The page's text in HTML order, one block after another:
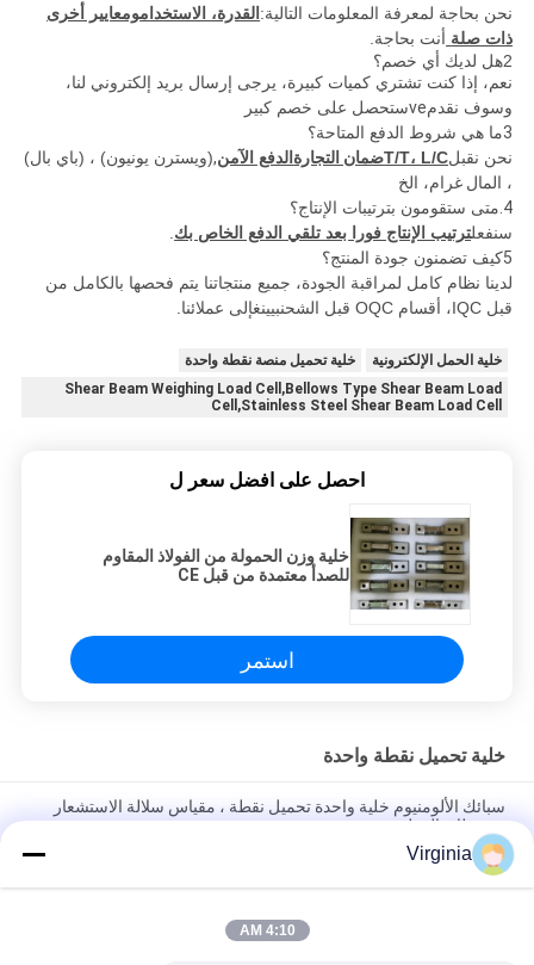
نحن بحاجة لمعرفة المعلومات التالية: القدرة، الاستخدامومعايير أخرى
ذات صلة أنت بحاجة.
2هل لديك أي خصم؟
نعم، إذا كنت تشتري كميات كبيرة، يرجى إرسال بريد إلكتروني لنا،
وسوف نقدمveستحصل على خصم كبير
3ما هي شروط الدفع المتاحة؟
نحن نقبلT/T، L/Cضمان التجارة الدفع الآمن,(ويسترن يونيون) ، (باي بال)
، المال غرام، الخ
4. متى ستقومون بترتيبات الإنتاج؟
سنفعلترتيب الإنتاج فورا بعد تلقي الدفع الخاص بك
5كيف تضمنون جودة المنتج؟
لدينا نظام كامل لمراقبة الجودة، جميع منتجاتنا يتم فحصها بالكامل من
قبل IQC، أقسام OQC قبل الشحن
بيينغإلى عملائنا.
خلية الحمل الإلكترونية
خلية تحميل منصة نقطة واحدة
Shear Beam Weighing Load Cell,Bellows Type Shear Beam Load
Cell,Stainless Steel Shear Beam Load Cell
احصل على افضل سعر ل
خلية وزن الحمولة من الفولاذ المقاوم
للصدأ معتمدة من قبل CE
استمر
خلية تحميل نقطة واحدة
سبائك الألومنيوم خلية واحدة تحميل نقطة ، مقياس سلالة الاستشعار
عن نطاق المطبخ
خلية الناتج التناظرية المتاحة
Virginia
4:10 AM